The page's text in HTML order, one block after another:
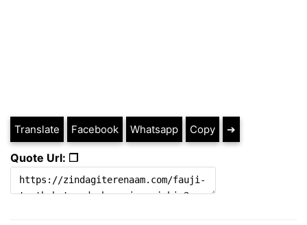
Translate Facebook Whatsapp Copy ➔
Quote Url: ❐